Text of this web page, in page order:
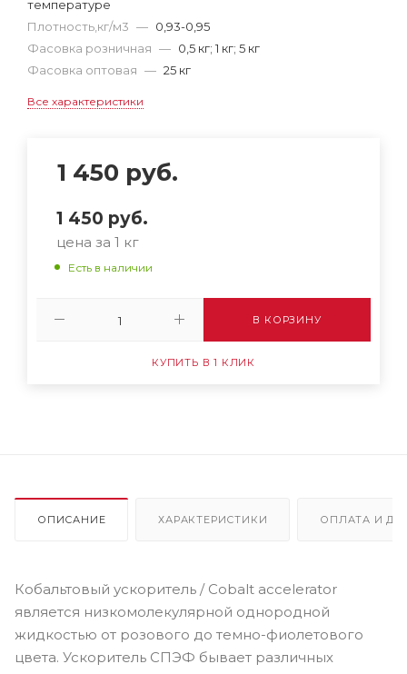
температуре
Плотность,кг/м3 — 0,93-0,95
Фасовка розничная — 0,5 кг; 1 кг; 5 кг
Фасовка оптовая — 25 кг
Все характеристики
1 450 руб.
1 450 руб.
цена за 1 кг
Есть в наличии
В КОРЗИНУ
КУПИТЬ В 1 КЛИК
ОПИСАНИЕ ХАРАКТЕРИСТИКИ ОПЛАТА И
Кобальтовый ускоритель / Cobalt accelerator
является низкомолекулярной однородной
жидкостью от розового до темно-фиолетового
цвета. Ускоритель СПЭФ бывает различных